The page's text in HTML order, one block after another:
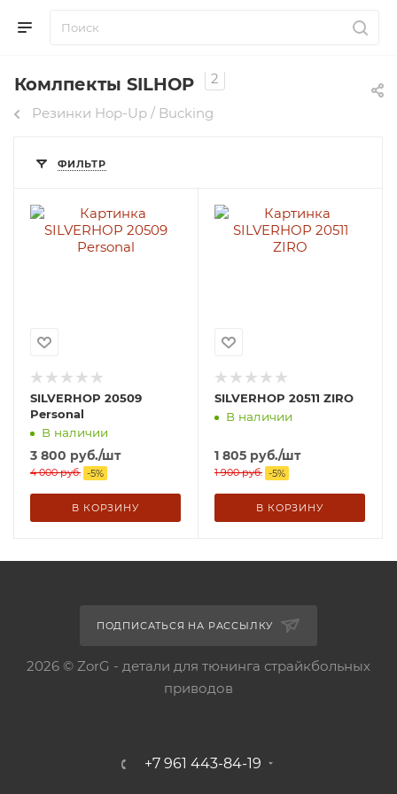
Комлпекты SILHOP 2
Резинки Hop-Up / Bucking
ФИЛЬТР
SILVERHOP 20509
Personal
В наличии
3 800 руб./шт
4 000руб. -5%
В КОРЗИНУ
SILVERHOP 20511 ZIRO
В наличии
1 805 руб./шт
1 900руб. -5%
В КОРЗИНУ
ПОДПИСАТЬСЯ НА РАССЫЛКУ
2026 © ZorG - детали для тюнинга страйкбольных
приводов
+7 961 443-84-19